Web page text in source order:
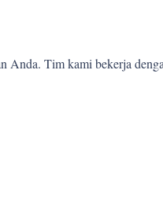
Anda. Tim kami bekerja